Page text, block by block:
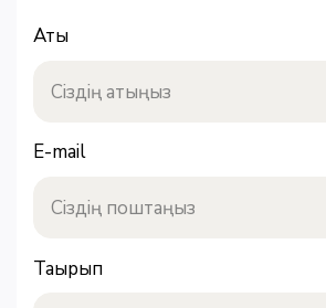
Аты
E-mail
Тақырып